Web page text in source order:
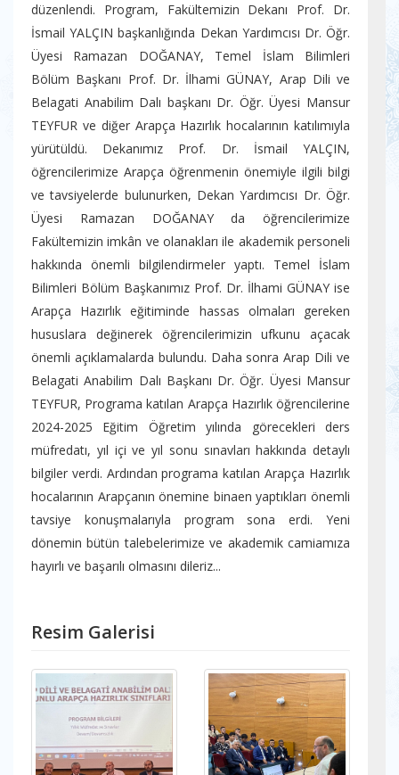
düzenlendi. Program, Fakültemizin Dekanı Prof. Dr.
İsmail YALÇIN başkanlığında Dekan Yardımcısı Dr. Öğr.
Üyesi Ramazan DOĞANAY, Temel İslam Bilimleri
Bölüm Başkanı Prof. Dr. İlhami GÜNAY, Arap Dili ve
Belagati Anabilim Dalı başkanı Dr. Öğr. Üyesi Mansur
TEYFUR ve diğer Arapça Hazırlık hocalarının katılımıyla
yürütüldü. Dekanımız Prof. Dr. İsmail YALÇIN,
öğrencilerimize Arapça öğrenmenin önemiyle ilgili bilgi
ve tavsiyelerde bulunurken, Dekan Yardımcısı Dr. Öğr.
Üyesi Ramazan DOĞANAY da öğrencilerimize
Fakültemizin imkân ve olanakları ile akademik personeli
hakkında önemli bilgilendirmeler yaptı. Temel İslam
Bilimleri Bölüm Başkanımız Prof. Dr. İlhami GÜNAY ise
Arapça Hazırlık eğitiminde hassas olmaları gereken
hususlara değinerek öğrencilerimizin ufkunu açacak
önemli açıklamalarda bulundu. Daha sonra Arap Dili ve
Belagati Anabilim Dalı Başkanı Dr. Öğr. Üyesi Mansur
TEYFUR, Programa katılan Arapça Hazırlık öğrencilerine
2024-2025 Eğitim Öğretim yılında görecekleri ders
müfredatı, yıl içi ve yıl sonu sınavları hakkında detaylı
bilgiler verdi. Ardından programa katılan Arapça Hazırlık
hocalarının Arapçanın önemine binaen yaptıkları önemli
tavsiye konuşmalarıyla program sona erdi. Yeni
dönemin bütün talebelerimize ve akademik camiamıza
hayırlı ve başarılı olmasını dileriz...
Resim Galerisi